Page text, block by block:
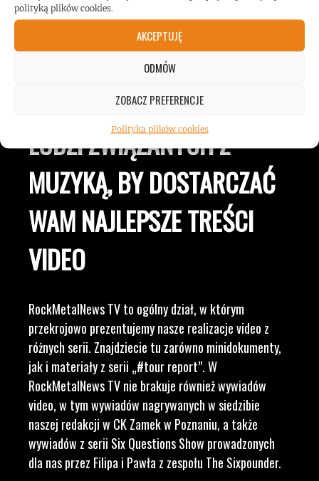
polityką plików cookies.
AKCEPTUJĘ
ODMÓW
ZOBACZ PREFERENCJE
Polityka plików cookies
JESTEŚMY BLISKO
ZESPOŁÓW, KONCERTÓW I
LUDZI ZWIĄZANYCH Z
MUZYKĄ, BY DOSTARCZAĆ
WAM NAJLEPSZE TREŚCI
VIDEO
RockMetalNews TV to ogólny dział, w którym
przekrojowo prezentujemy nasze realizacje video z
różnych serii. Znajdziecie tu zarówno minidokumenty,
jak i materiały z serii „#tour report”. W
RockMetalNews TV nie brakuje również wywiadów
video, w tym wywiadów nagrywanych w siedzibie
naszej redakcji w CK Zamek w Poznaniu, a także
wywiadów z serii Six Questions Show prowadzonych
dla nas przez Filipa i Pawła z zespołu The Sixpounder.